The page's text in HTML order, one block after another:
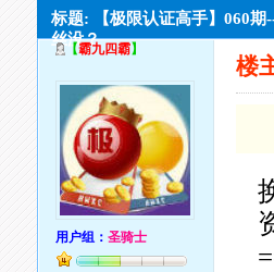
标题: 【极限认证高手】060
丝没？
【霸九四霸】
用户组：圣骑士
楼